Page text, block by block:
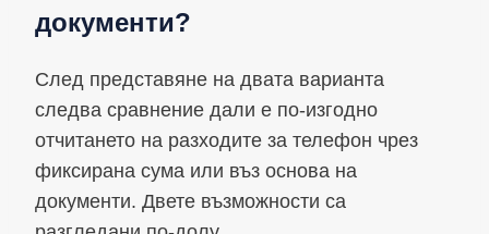
документи?
След представяне на двата варианта
следва сравнение дали е по-изгодно
отчитането на разходите за телефон чрез
фиксирана сума или въз основа на
документи. Двете възможности са